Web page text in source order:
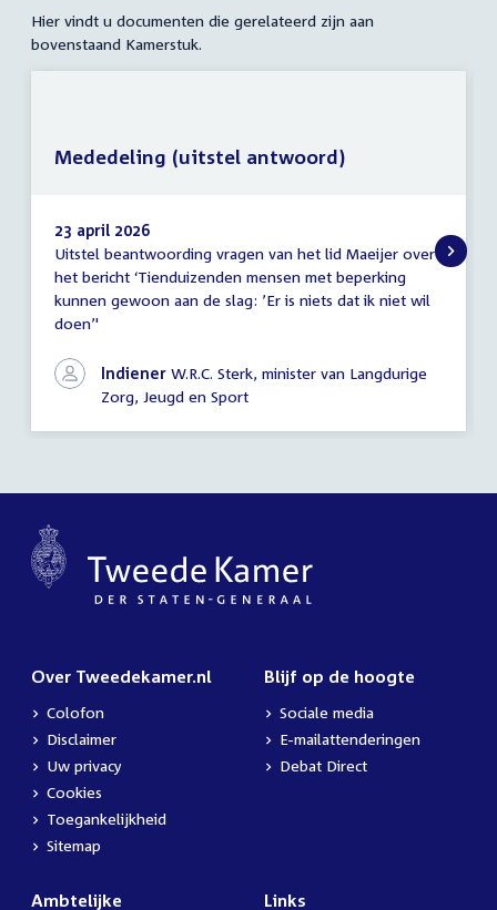
Hier vindt u documenten die gerelateerd zijn aan
bovenstaand Kamerstuk.
Mededeling
(uitstel
antwoord)
23 april 2026
Uitstel beantwoording vragen van het lid Maeijer over
het bericht ‘Tienduizenden mensen met beperking
kunnen gewoon aan de slag: ’Er is niets dat ik niet wil
doen’'
Indiener W.R.C. Sterk, minister van Langdurige
Zorg, Jeugd en Sport
Mededeling (uitstel antwoord)
Over Tweedekamer.nl
Colofon
Disclaimer
Uw privacy
Cookies
Toegankelijkheid
Sitemap
Blijf op de hoogte
Sociale media
E-mailattenderingen
Debat Direct
Ambtelijke Links